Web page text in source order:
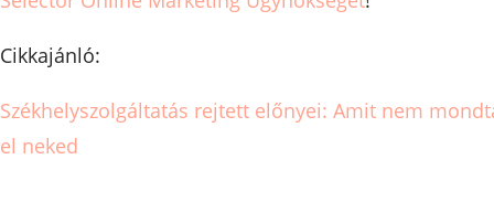
Cikkajánló:
Székhelyszolgáltatás rejtett előnyei: Amit nem
el neked